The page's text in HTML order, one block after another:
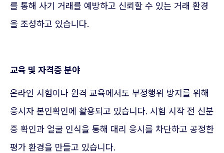
를 통해 사기 거래를 예방하고 신뢰할 수 있는 거래 환경
을 조성하고 있습니다.
교육 및 자격증 분야
온라인 시험이나 원격 교육에서도 부정행위 방지를 위해
응시자 본인확인에 활용되고 있습니다. 시험 시작 전 신분
증 확인과 얼굴 인식을 통해 대리 응시를 차단하고 공정한
평가 환경을 만들고 있습니다.